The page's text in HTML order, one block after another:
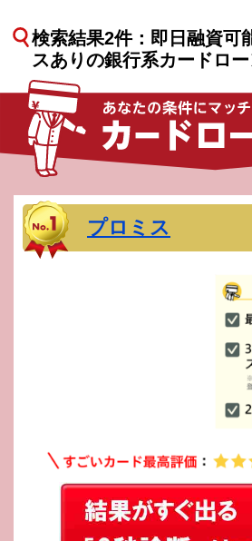
検索結果2件：即日融資可
スありの銀行系カードロ
プロミス